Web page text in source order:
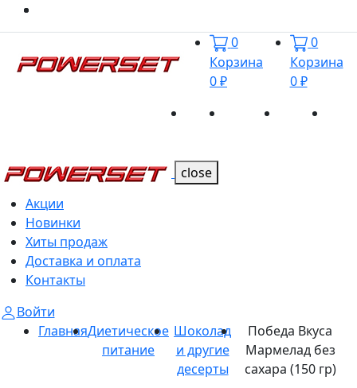
0
Корзина
0 ₽
0
Корзина
0 ₽
Акции Новинки
close
Акции
Новинки
Хиты продаж
Доставка и оплата
Контакты
Войти
ГлавнаяДиетическое
питание
Шоколад
и другие
десерты
Победа Вкуса
Мармелад без
сахара (150 гр)